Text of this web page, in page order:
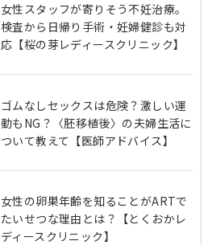
女性スタッフが寄りそう不妊治療。
検査から日帰り手術・妊婦健診も対
応【桜の芽レディースクリニック】
ゴムなしセックスは危険？激しい運
動もNG？〈胚移植後〉の夫婦生活に
ついて教えて【医師アドバイス】
女性の卵巣年齢を知ることがARTで
たいせつな理由とは？【とくおかレ
ディースクリニック】